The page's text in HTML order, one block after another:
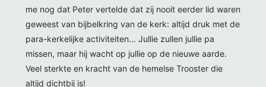
me nog dat Peter vertelde dat zij nooit eerder lid waren
geweest van bijbelkring van de kerk: altijd druk met de
para-kerkelijke activiteiten… Jullie zullen jullie pa
missen, maar hij wacht op jullie op de nieuwe aarde.
Veel sterkte en kracht van de hemelse Trooster die
altijd dichtbij is!